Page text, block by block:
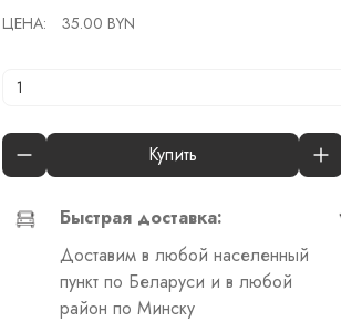
ЦЕНА:
35.00 BYN
Купить
Быстрая доставка:
Доставим в любой населенный
пункт по Беларуси и в любой
район по Минску